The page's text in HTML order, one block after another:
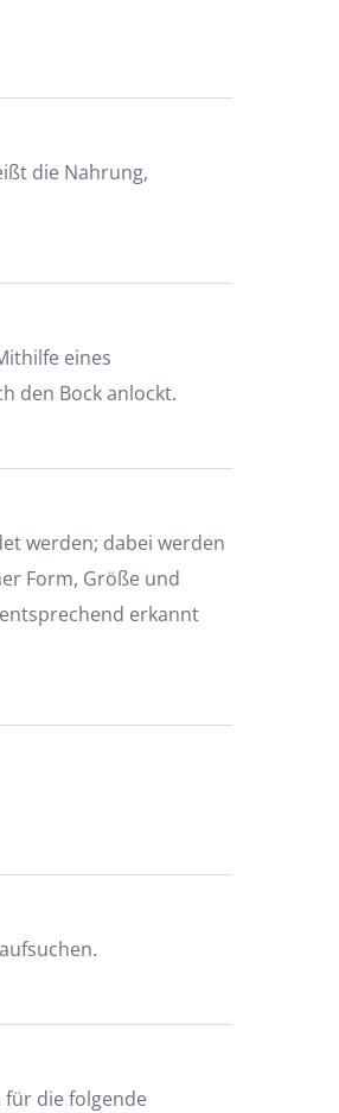
die Nahrung,
eines
den Bock anlockt.
werden; dabei werden
Form, Größe und
erkannt
für die folgende